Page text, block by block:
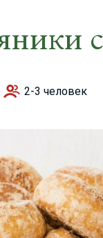
2-3 человек